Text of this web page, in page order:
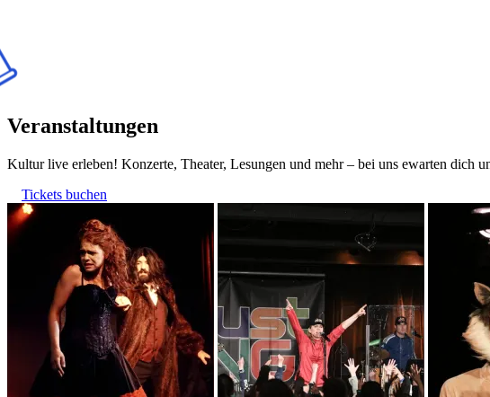
Veranstaltungen
Kultur live erleben! Konzerte, Theater, Lesungen und mehr – bei uns ewarten dich
Tickets buchen